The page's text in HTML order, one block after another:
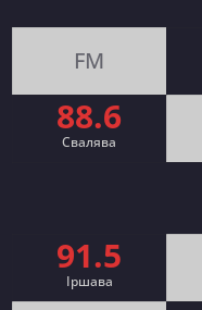
FM
88.6
Свалява
91.5
Іршава